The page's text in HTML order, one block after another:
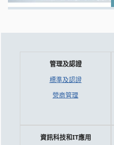
管理及認證
標準及認證
營商管理
資訊科技和IT應用